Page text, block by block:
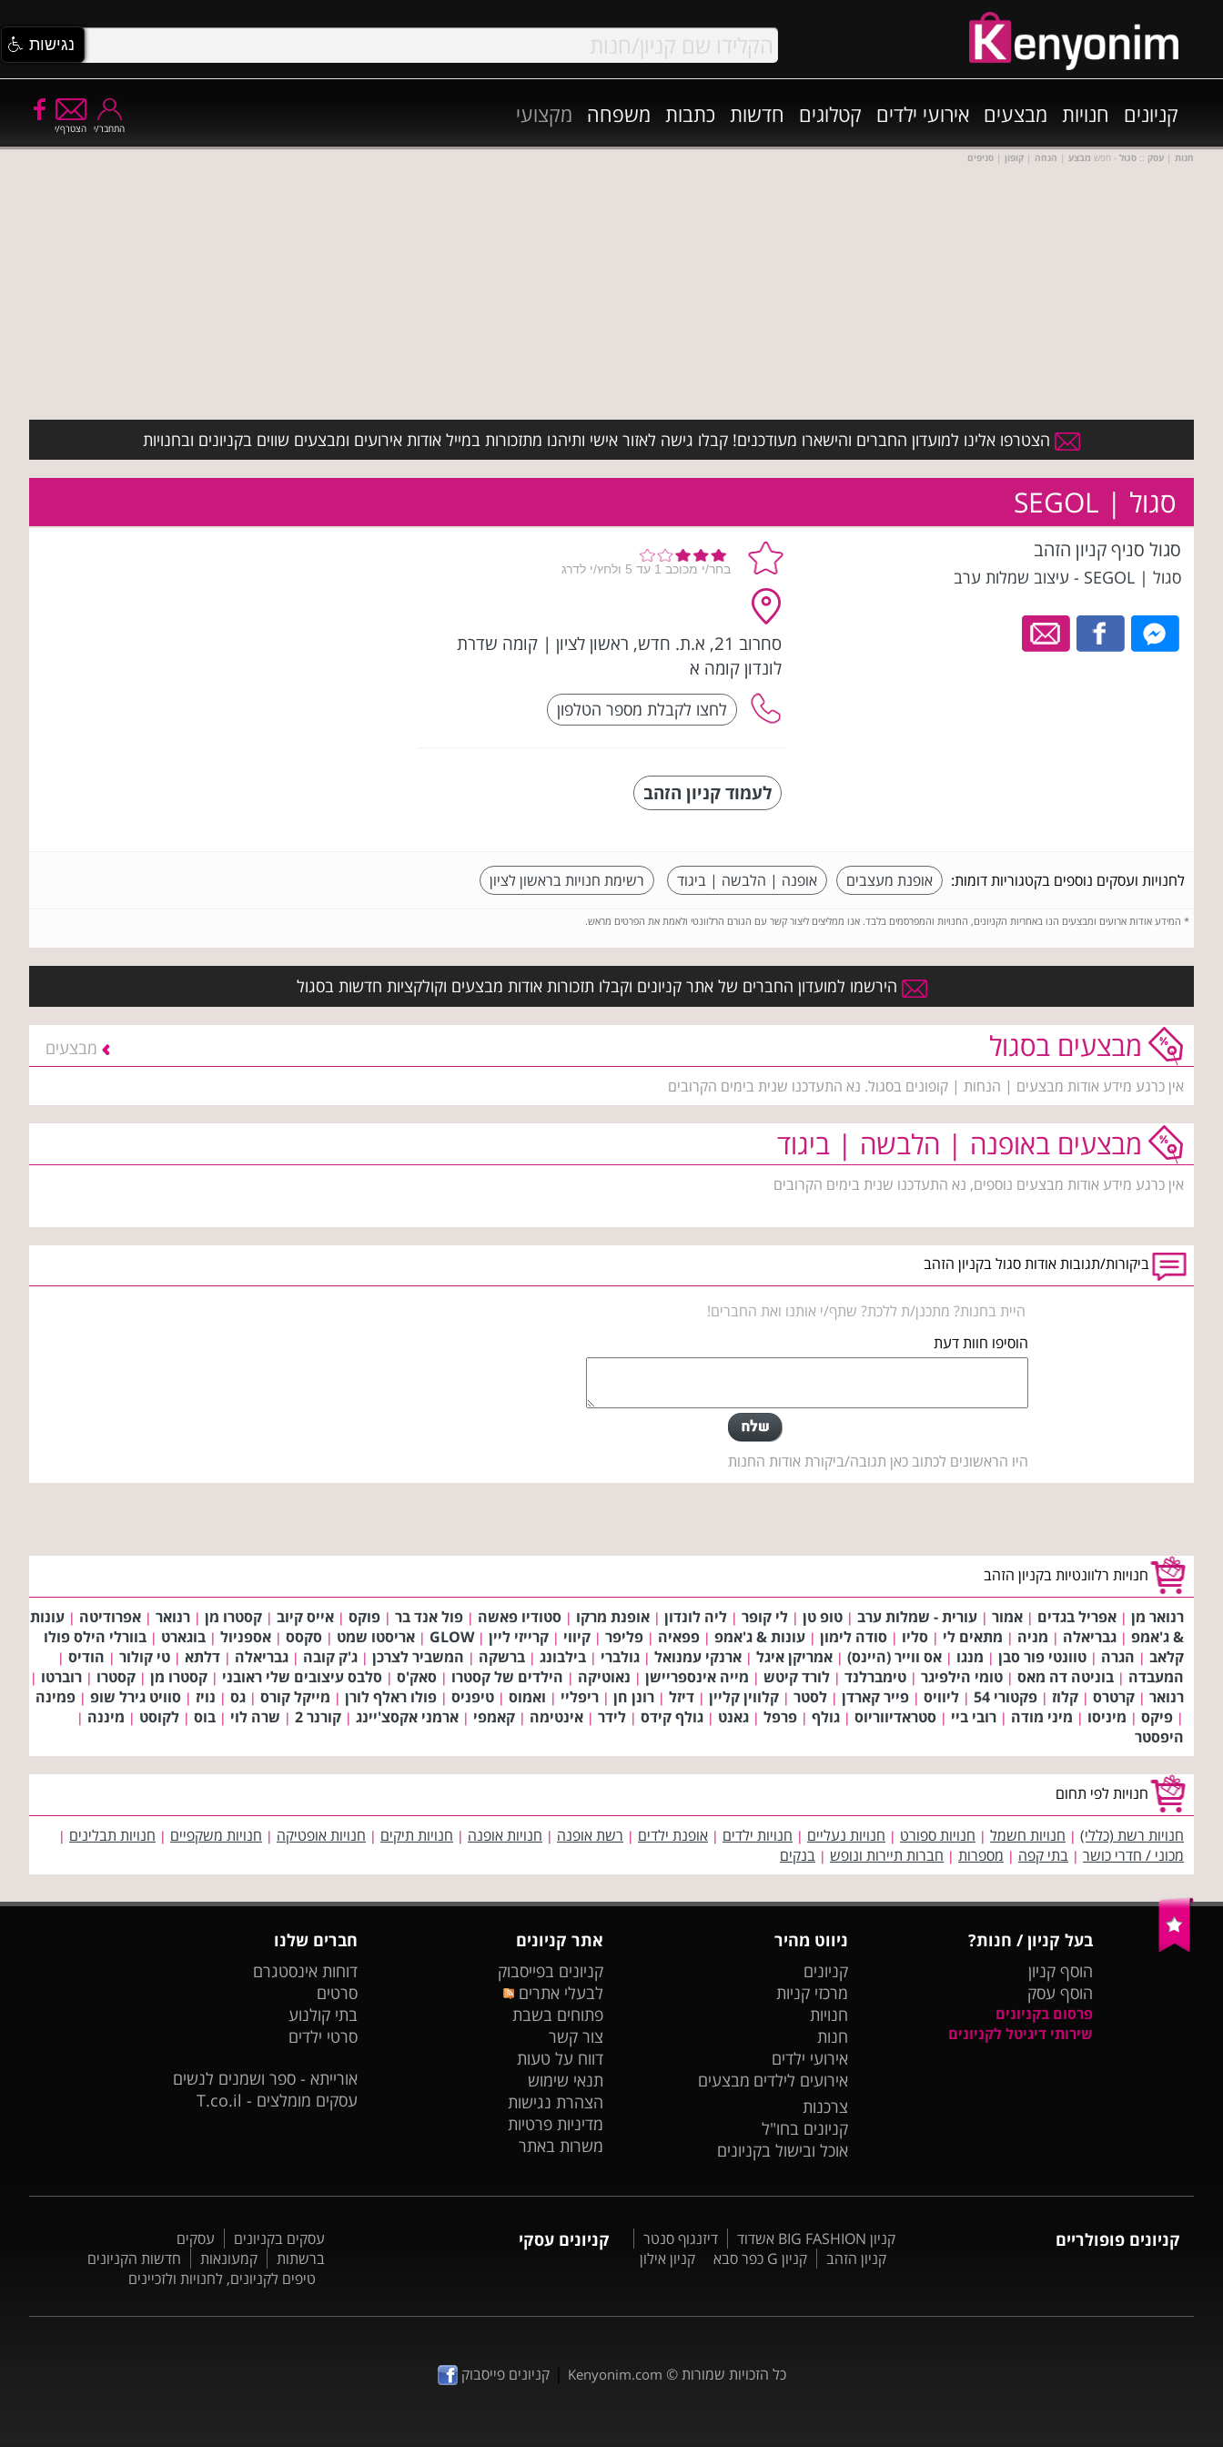
קניונים חנויות מבצעים אירועי ילדים קטלוגים חדשות כתבות משפחה מקצועי
הצטרף/י התחבר/י
חנות | עסק :: סגול - חפש מבצע | הנחה | קופון | סניפים
הצטרפו אלינו למועדון החברים והישארו מעודכנים! קבלו גישה לאזור אישי ותיהנו מתזכורות במייל אודות אירועים ומבצעים שווים בקניונים ובחנויות
סגול | SEGOL
סגול סניף קניון הזהב
סגול | SEGOL - עיצוב שמלות ערב
סחרוב 21, א.ת. חדש, ראשון לציון | קומה שדרת
לונדון קומה א
לעמוד קניון הזהב
לחנויות ועסקים נוספים בקטגוריות דומות: אופנת מעצבים אופנה | הלבשה | ביגוד רשימת חנויות בראשון לציון
* המידע אודות ארועים ומבצעים הנו באחריות הקניונים, החנויות והמפרסמים בלבד. אנו ממליצים ליצור קשר עם הגורם הרלוונטי ולאמת את הפרטים מראש.
הירשמו למועדון החברים של אתר קניונים וקבלו תזכורות אודות מבצעים וקולקציות חדשות בסגול
מבצעים בסגול מבצעים
אין כרגע מידע אודות מבצעים | הנחות | קופונים בסגול. נא התעדכנו שנית בימים הקרובים
מבצעים באופנה | הלבשה | ביגוד
אין כרגע מידע אודות מבצעים נוספים, נא התעדכנו שנית בימים הקרובים
ביקורות/תגובות אודות סגול בקניון הזהב
היית בחנות? מתכנן/ת ללכת? שתף/י אותנו ואת החברים!
הוסיפו חוות דעת
היו הראשונים לכתוב כאן תגובה/ביקורת אודות החנות
חנויות רלוונטיות בקניון הזהב
רנואר מן | אפריל בגדים | אמור | עורית - שמלות ערב | טופ טן | לי קופר | ליה לונדון | אופנת מרקו | סטודיו פאשה | פול אנד בר | פוקס | אייס קיוב | קסטרו מן | רנואר | אפרודיטה | עונות
& ג'אמפ | גבריאלה | מניה | מתאים לי | סליו | סודה לימון | עונות & ג'אמפ | פפאיה | פליפר | קיווי | קרייזי ליין |
GLOW
| אריסטו שמט | סקסס | אספניול | בוגארט | בוורלי הילס פולו
קלאב | הגרה | טוונטי פור סבן | מנגו | אס ווייר (היינס) | אמריקן איגל | ארנקי עמנואל | גולברי | בילבונג | ברשקה | המשביר לצרכן | ג'ק קובה | גבריאלה | דלתא | טי קולור | הודיס |
המעבדה | בוניטה דה מאס | טומי הילפיגר | טימברלנד | לורד קיטש | מייה אינספריישן | נאוטיקה | הילדים של קסטרו | סאק'ס | סלבס עיצובים שלי ראובני | קסטרו מן | קסטרו | רוברטו |
רנואר | קרטרס | קלוז | פקטורי 54 | ליוויס | פייר קארדן | לסטר | קלווין קליין | דיזל | רונן חן | ריפליי | ואמוס | טיפניס | פולו ראלף לורן | מייקל קורס | גס | נויז | סוויט גירל שופ | פמינה
| פיקס | מיניסו | מיני מודה | רובי ביי | סטראדיווריוס | גולף | פרפל | גאנט | גולף קידס | לידר | אינטימה | קאמפי | ארמני אקסצ'יינג | קורנר 2 | שרה לוי | בוס | לקוסט | מיננה |
היפסטר
חנויות לפי תחום
חנויות רשת (כללי) | חנויות חשמל | חנויות ספורט | חנויות נעליים | חנויות ילדים | אופנת ילדים | רשת אופנה | חנויות אופנה | חנויות תיקים | חנויות אופטיקה | חנויות משקפיים | חנויות תבלינים |
מכוני / חדרי כושר | בתי קפה | מספרות | חברות תיירות ונופש | בנקים
בעל קניון / חנות?
הוסף קניון
הוסף עסק
פרסום בקניונים
שירותי דיגיטל לקניונים
ניווט מהיר
קניונים
מרכזי קניות
חנויות
חנות
אירועי ילדים
אירועים לילדים מבצעים
צרכנות
קניונים בחו"ל
אוכל ובישול בקניונים
אתר קניונים
קניונים בפייסבוק
לבעלי אתרים
פתוחים בשבת
צור קשר
דווח על טעות
תנאי שימוש
הצהרת נגישות
מדיניות פרטיות
משרות באתר
חברים שלנו
דוחות אינסטגרם
סרטים
בתי קולנוע
סרטי ילדים
אורייתא - ספר ושמנים לנשים
עסקים מומלצים - T.co.il
קניונים פופולריים קניון BIG FASHION אשדוד
דיזנגוף סנטר
קניון הזהב
קניון G כפר סבא קניון אילון
קניונים עסקי עסקים בקניונים
עסקים
ברשתות
קמעונאות
חדשות הקניונים
טיפים לקניונים, לחנויות ולזכיינים
כל הזכויות שמורות © Kenyonim.com
|קניונים פייסבוק
נגישות